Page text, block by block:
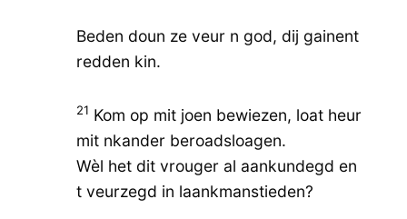
Beden doun ze veur n god, dij gainent
redden kin.
21 Kom op mit joen bewiezen, loat heur
mit nkander beroadsloagen.
Wèl het dit vrouger al aankundegd en
t veurzegd in laankmanstieden?